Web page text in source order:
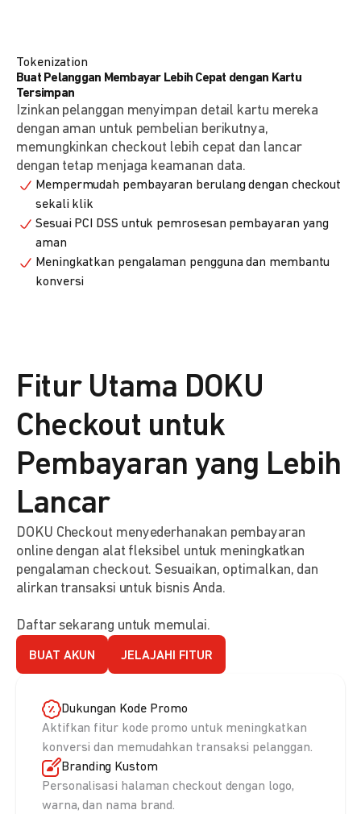
Tokenization
Buat Pelanggan Membayar Lebih Cepat dengan Kartu
Tersimpan
Izinkan pelanggan menyimpan detail kartu mereka
dengan aman untuk pembelian berikutnya,
memungkinkan checkout lebih cepat dan lancar
dengan tetap menjaga keamanan data.
Mempermudah pembayaran berulang dengan checkout
sekali klik
Sesuai PCI DSS untuk pemrosesan pembayaran yang
aman
Meningkatkan pengalaman pengguna dan membantu
konversi
Fitur Utama DOKU
Checkout untuk
Pembayaran yang Lebih
Lancar
DOKU Checkout menyederhanakan pembayaran
online dengan alat fleksibel untuk meningkatkan
pengalaman checkout. Sesuaikan, optimalkan, dan
alirkan transaksi untuk bisnis Anda.
Daftar sekarang untuk memulai.
BUAT AKUN JELAJAHI FITUR
Dukungan Kode Promo
Aktifkan fitur kode promo untuk meningkatkan
konversi dan memudahkan transaksi pelanggan.
Branding Kustom
Personalisasi halaman checkout dengan logo,
warna, dan nama brand.